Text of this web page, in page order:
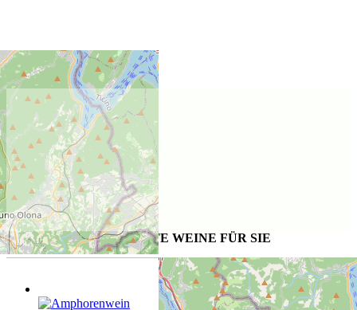
Lage des Weinguts
WEITERE AUSGESUCHTE WEINE FÜR SIE